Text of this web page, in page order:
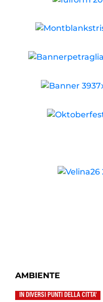
AMBIENTE
IN DIVERSI PUNTI DELLA CITTA'